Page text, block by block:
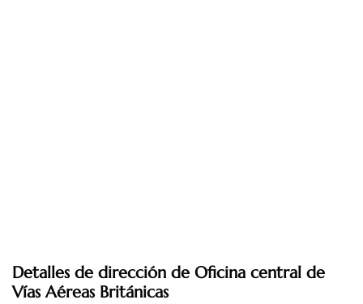
Detalles de dirección de Oficina central de
Vías Aéreas Británicas